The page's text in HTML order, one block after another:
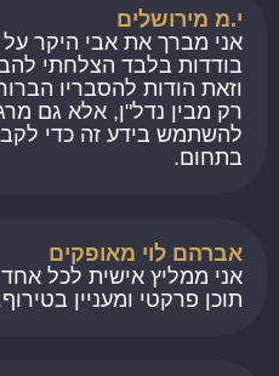
י.מ מירושלים
אני מברך את אבי היקר
בודדות בלבד הצלחתי
וזאת הודות להסבריו
רק מבין נדל"ן, אלא גם
להשתמש בידע זה כדי
בתחום.
אברהם לוי מאופקים
אני ממליץ אישית לכל
תוכן פרקטי ומעניין